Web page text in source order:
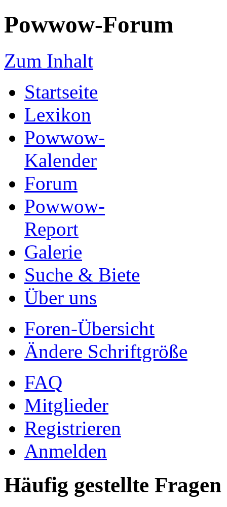
Powwow-Forum
Zum Inhalt
Startseite
Lexikon
Powwow-
Kalender
Forum
Powwow-
Report
Galerie
Suche & Biete
Über uns
Foren-Übersicht
Ändere Schriftgröße
FAQ
Mitglieder
Registrieren
Anmelden
Häufig gestellte Fragen